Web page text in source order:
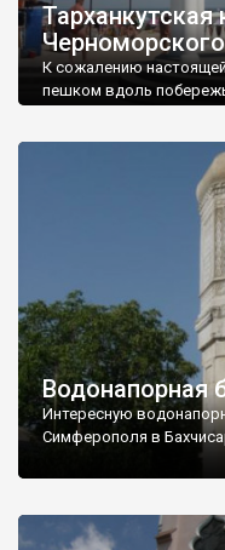
Тарханкутская
К сожалению
пешком вдоль
Водонапорная
Интересную
Симферополя в